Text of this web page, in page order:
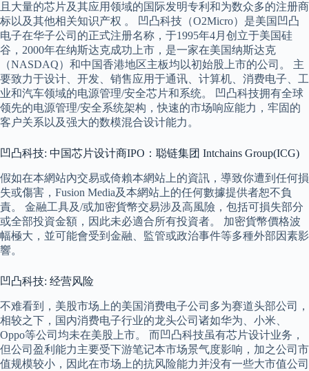
且大量的芯片及其应用领域的国际发明专利和为数众多的注册商
标以及其他相关知识产权 。 凹凸科技（O2Micro）是美国凹凸
电子在华子公司的正式注册名称，于1995年4月创立于美国硅
谷，2000年在纳斯达克成功上市，是一家在美国纳斯达克
（NASDAQ）和中国香港地区主板均以初始股上市的公司。 主
要致力于设计、开发、销售应用于通讯、计算机、消费电子、工
业和汽车领域的电源管理/安全芯片和系统。 凹凸科技拥有全球
领先的电源管理/安全系统架构，快速的市场响应能力，牢固的
客户关系以及强大的数模混合设计能力。
凹凸科技: 中国芯片设计商IPO：聪链集团 Intchains Group(ICG)
假如在本網站內交易或倚賴本網站上的資訊，導致你遭到任何損
失或傷害，Fusion Media及本網站上的任何數據提供者恕不負
責。 金融工具及/或加密貨幣交易涉及高風險，包括可損失部分
或全部投資金額，因此未必適合所有投資者。 加密貨幣價格波
幅極大，並可能會受到金融、監管或政治事件等多種外部因素影
響。
凹凸科技: 经营风险
不难看到，美股市场上的美国消费电子公司多为赛道头部公司，
相较之下，国内消费电子行业的龙头公司诸如华为、小米、
Oppo等公司均未在美股上市。 而凹凸科技虽有芯片设计业务，
但公司盈利能力主要受下游笔记本市场景气度影响，加之公司市
值规模较小，因此在市场上的抗风险能力并没有一些大市值公司